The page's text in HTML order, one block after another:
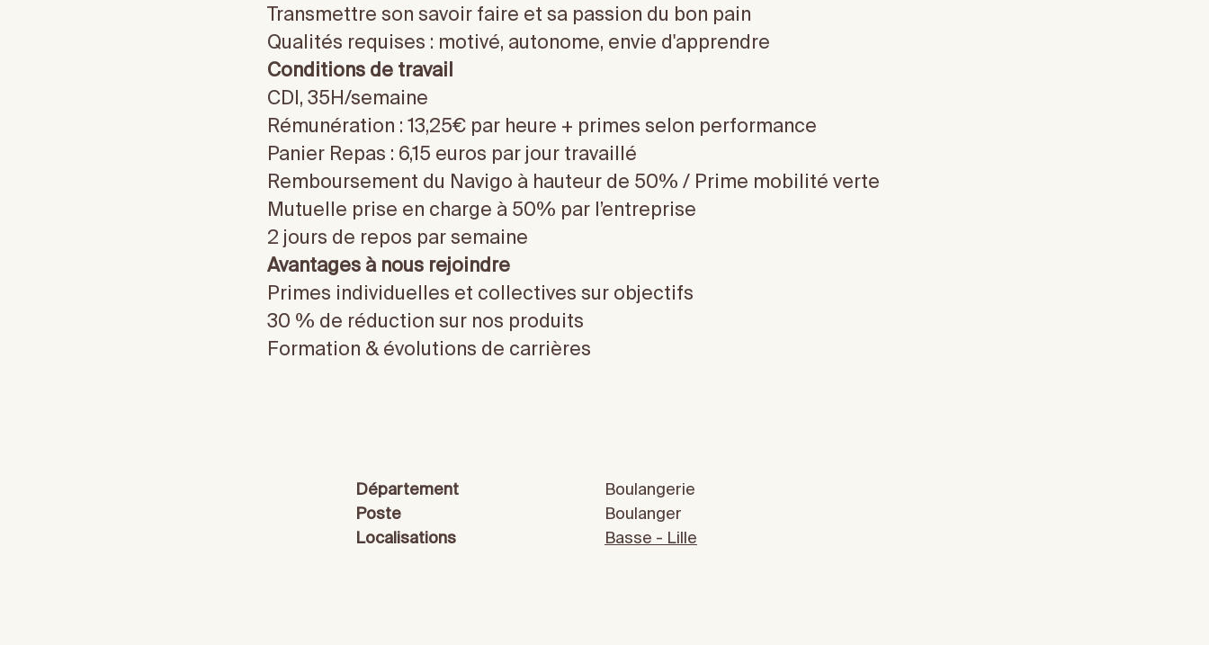
Transmettre son savoir faire et sa passion du bon pain
Qualités requises : motivé, autonome, envie d'apprendre
Conditions de travail
CDI, 35H/semaine
Rémunération : 13,25€ par heure + primes selon performance
Panier Repas : 6,15 euros par jour travaillé
Remboursement du Navigo à hauteur de 50% / Prime mobilité verte
Mutuelle prise en charge à 50% par l’entreprise
2 jours de repos par semaine
Avantages à nous rejoindre
Primes individuelles et collectives sur objectifs
30 % de réduction sur nos produits
Formation & évolutions de carrières
Département
Boulangerie
Poste
Boulanger
Localisations
Basse - Lille